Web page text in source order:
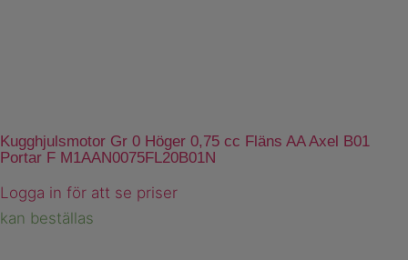
Kugghjulsmotor Gr 0 Höger 0,75 cc Fläns AA Axel B01
Portar F M1AAN0075FL20B01N
Logga in för att se priser
kan beställas